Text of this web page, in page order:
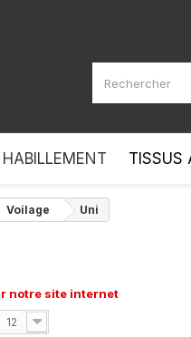
TISSUS
Voilage Uni
notre site internet
12